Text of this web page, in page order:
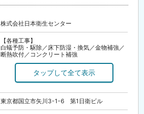
株式会社日本衛生センター
【各種工事】
白蟻予防・駆除／床下防湿・換気／金物補強／
断熱吹付／コンクリート補強
【販売】
断熱材／コンクリート補強材／木造住宅補強金
物／防湿・防蟻材／景竹炭（床下調湿材）／消
臭・調湿炭塗料／床下・天井換気材／コンクリ
東京都国立市矢川3-1-6 第1日衛ビル